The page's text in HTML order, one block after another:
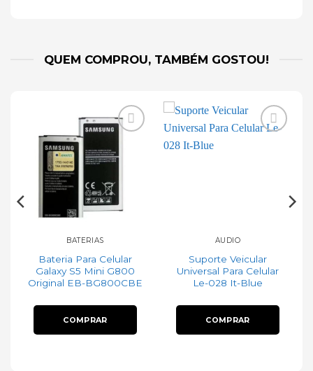
QUEM COMPROU, TAMBÉM GOSTOU!
wishlist
BATERIAS
Bateria Para Celular
Galaxy S5 Mini G800
Original EB-BG800CBE
COMPRAR
ÁUDIO
Suporte Veicular
Universal Para Celular
Le-028 It-Blue
COMPRAR